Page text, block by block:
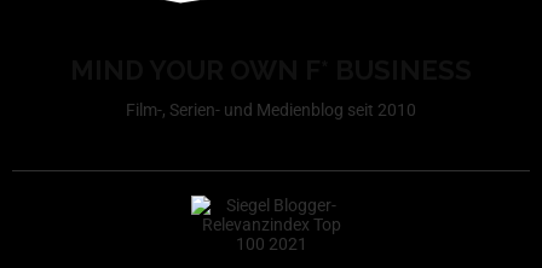
Film-, Serien- und Medienblog seit 2010